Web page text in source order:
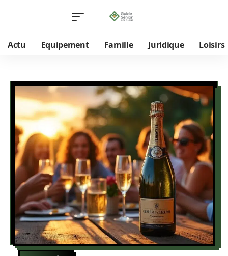
Actu Equipement Famille Juridique Loisirs